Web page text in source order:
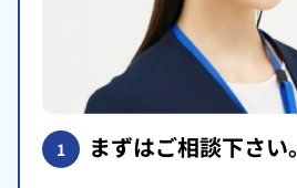
1 まずはご相談下さい。